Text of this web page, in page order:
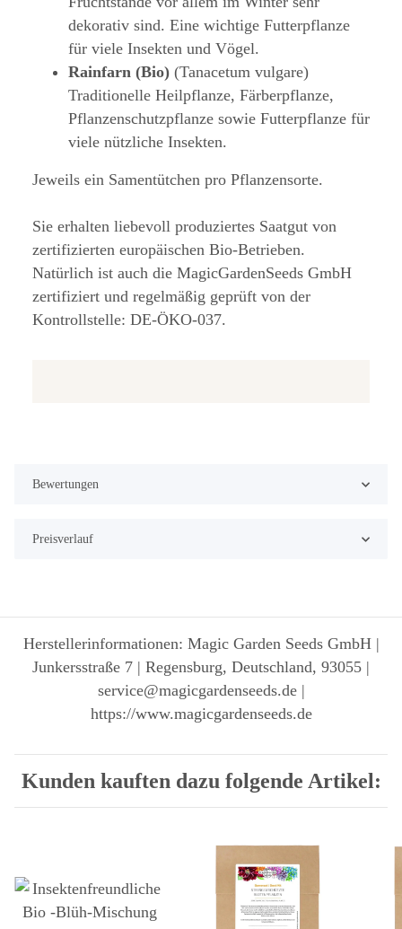
dekorativ sind. Eine wichtige Futterpflanze
für viele Insekten und Vögel.
Rainfarn (Bio) (Tanacetum vulgare)
Traditionelle Heilpflanze, Färberpflanze,
Pflanzenschutzpflanze sowie Futterpflanze für
viele nützliche Insekten.
Jeweils ein Samentütchen pro Pflanzensorte.
Sie erhalten liebevoll produziertes Saatgut von
zertifizierten europäischen Bio-Betrieben.
Natürlich ist auch die MagicGardenSeeds GmbH
zertifiziert und regelmäßig geprüft von der
Kontrollstelle: DE-ÖKO-037.
Bewertungen
Preisverlauf
Herstellerinformationen: Magic Garden Seeds GmbH |
Junkersstraße 7 | Regensburg, Deutschland, 93055 |
service@magicgardenseeds.de |
https://www.magicgardenseeds.de
Kunden kauften dazu folgende Artikel: